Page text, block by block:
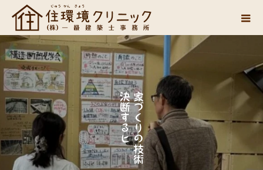
家
づ
く
り
の
技
術
決
断
す
る
ヒ
ン
ト
が